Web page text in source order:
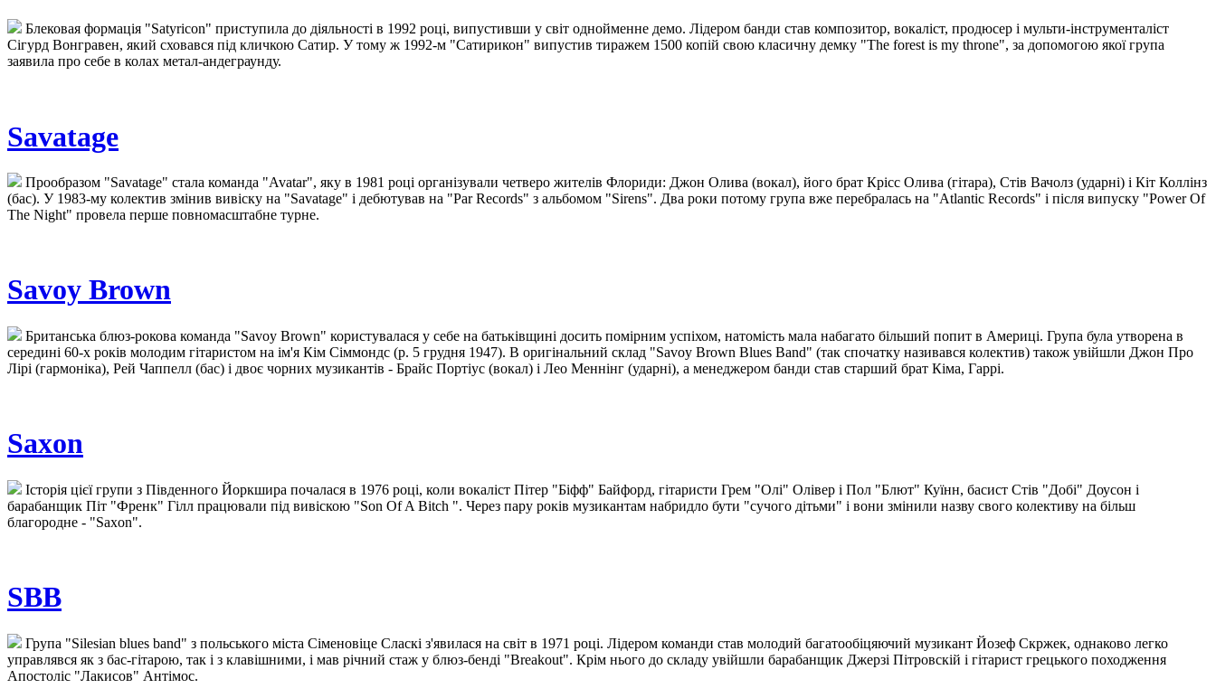
Блековая формація "Satyricon" приступила до діяльності в 1992 році, випустивши у світ однойменне демо. Лідером банди став композитор, вокаліст, продюсер і мульти-інструменталіст
Сігурд Вонгравен, який сховався під кличкою Сатир. У тому ж 1992-м "Сатирикон" випустив тиражем 1500 копій свою класичну демку "The forest is my throne", за допомогою якої група
заявила про себе в колах метал-андеграунду.
Savatage
Прообразом "Savatage" стала команда "Avatar", яку в 1981 році організували четверо жителів Флориди: Джон Олива (вокал), його брат Крісс Олива (гітара), Стів Вачолз (ударні) і Кіт Коллінз
(бас). У 1983-му колектив змінив вивіску на "Savatage" і дебютував на "Par Records" з альбомом "Sirens". Два роки потому група вже перебралась на "Atlantic Records" і після випуску "Power Of
The Night" провела перше повномасштабне турне.
Savoy Brown
Британська блюз-рокова команда "Savoy Brown" користувалася у себе на батьківщині досить помірним успіхом, натомість мала набагато більший попит в Америці. Група була утворена в
середині 60-х років молодим гітаристом на ім'я Кім Сіммондс (р. 5 грудня 1947). В оригінальний склад "Savoy Brown Blues Band" (так спочатку називався колектив) також увійшли Джон Про
Лірі (гармоніка), Рей Чаппелл (бас) і двоє чорних музикантів - Брайс Портіус (вокал) і Лео Меннінг (ударні), а менеджером банди став старший брат Кіма, Гаррі.
Saxon
Історія цієї групи з Південного Йоркшира почалася в 1976 році, коли вокаліст Пітер "Біфф" Байфорд, гітаристи Грем "Олі" Олівер і Пол "Блют" Куїнн, басист Стів "Добі" Доусон і
барабанщик Піт "Френк" Гілл працювали під вивіскою "Son Of A Bitch ". Через пару років музикантам набридло бути "сучого дітьми" і вони змінили назву свого колективу на більш
благородне - "Saxon".
SBB
Група "Silesian blues band" з польського міста Сіменовіце Сласкі з'явилася на світ в 1971 році. Лідером команди став молодий багатообіцяючий музикант Йозеф Скржек, однаково легко
управлявся як з бас-гітарою, так і з клавішними, і мав річний стаж у блюз-бенді "Breakout". Крім нього до складу увійшли барабанщик Джерзі Пітровскій і гітарист грецького походження
Апостоліс "Лакисов" Антімос.